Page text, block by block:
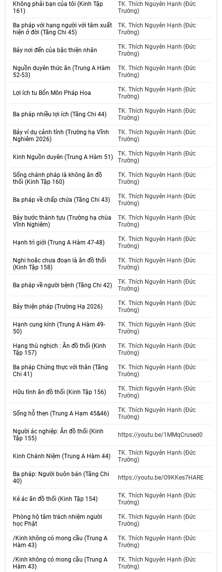
Không phải bạn của tôi (Kinh Tập
161)
TK. Thích Nguyên Hạnh (Đức
Trường)
Ba pháp với hạng người với tâm xuất
hiện ở đời (Tăng Chi 45)
TK. Thích Nguyên Hạnh (Đức
Trường)
Bảy nơi đến của bậc thiện nhân
TK. Thích Nguyên Hạnh (Đức
Trường)
Nguồn duyên thức ăn (Trung A Hàm
52-53)
TK. Thích Nguyên Hạnh (Đức
Trường)
Lợi ích tu Bổn Môn Pháp Hoa
TK. Thích Nguyên Hạnh (Đức
Trường)
Ba pháp nhiều lợi ích (Tăng Chi 44)
TK. Thích Nguyên Hạnh (Đức
Trường)
Bảy ví dụ cảnh tỉnh (Trường hạ Vĩnh
Nghiêm 2026)
TK. Thích Nguyên Hạnh (Đức
Trường)
Kinh Nguồn duyên (Trung A Hàm 51)
TK. Thích Nguyên Hạnh (Đức
Trường)
Sống chánh pháp là không ăn đồ
thối (Kinh Tập 160)
TK. Thích Nguyên Hạnh (Đức
Trường)
Ba pháp về chấp chứa (Tăng Chi 43)
TK. Thích Nguyên Hạnh (Đức
Trường)
Bảy bước thành tựu (Trường hạ chùa
Vĩnh Nghiêm)
TK. Thích Nguyên Hạnh (Đức
Trường)
Hạnh trì giới (Trung A Hàm 47-48)
TK. Thích Nguyên Hạnh (Đức
Trường)
Nghi hoăc chưa đoạn là ăn đồ thối
(Kinh Tập 158)
TK. Thích Nguyên Hạnh (Đức
Trường)
Ba pháp về người bệnh (Tăng Chi 42)
TK. Thích Nguyên Hạnh (Đức
Trường)
Bảy thiện pháp (Trường Hạ 2026)
TK. Thích Nguyên Hạnh (Đức
Trường)
Hạnh cung kính (Trung A Hàm 49-
50)
TK. Thích Nguyên Hạnh (Đức
Trường)
Hạng thù nghịch : Ăn đồ thối (Kinh
Tập 157)
TK. Thích Nguyên Hạnh (Đức
Trường)
Ba pháp Chứng thực với thân (Tăng
Chi 41)
TK. Thích Nguyên Hạnh (Đức
Trường)
Hữu tình ăn đồ thối (Kinh Tập 156)
TK. Thích Nguyên Hạnh (Đức
Trường)
Sống hỗ thẹn (Trung A Hạm 45&46)
TK. Thích Nguyên Hạnh (Đức
Trường)
Người ác nghiệp: Ăn đồ thối (Kinh
Tập 155)
https://youtu.be/1MMqCrused0
Kinh Chánh Niệm (Trung A Hàm 44)
TK. Thích Nguyên Hạnh (Đức
Trường)
Ba pháp: Người buôn bán (Tăng Chi
40)
https://youtu.be/O9KKes7HARE
Kẻ ác ăn đồ thối (Kinh Tập 154)
TK. Thích Nguyên Hạnh (Đức
Trường)
Phòng hộ tâm trách nhiệm người
học Phật
TK. Thích Nguyên Hạnh (Đức
Trường)
/Kinh không có mong cầu (Trung A
Hàm 43)
TK. Thích Nguyên Hạnh (Đức
Trường)
/Kinh không có mong cầu (Trung A
Hàm 43)
TK. Thích Nguyên Hạnh (Đức
Trường)